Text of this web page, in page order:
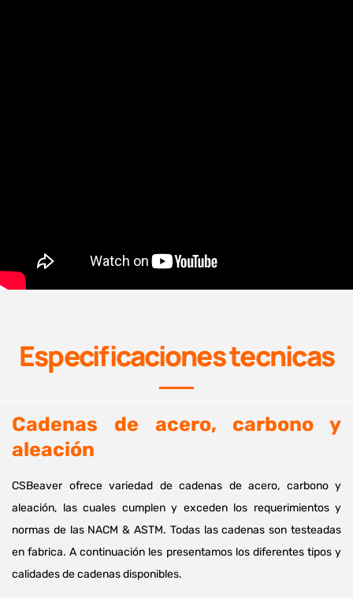
Especificaciones tecnicas
Cadenas de acero, carbono y
aleación
CSBeaver ofrece variedad de cadenas de acero, carbono y
aleación, las cuales cumplen y exceden los requerimientos y
normas de las NACM & ASTM. Todas las cadenas son testeadas
en fabrica. A continuación les presentamos los diferentes tipos y
calidades de cadenas disponibles.